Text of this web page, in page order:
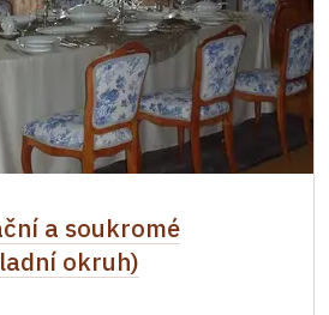
a soukromé
okruh)